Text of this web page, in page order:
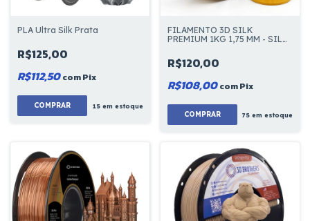
PLA Ultra Silk Prata
R$125,00
R$112,50comPix
COMPRAR 15em estoque
FILAMENTO 3D SILK
PREMIUM 1KG 1,75 MM - SILK
R$120,00
R$108,00comPix
75 em estoque